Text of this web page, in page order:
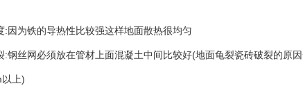
:因为铁的导热性比较强这样地面散热很均匀
:钢丝网必须放在管材上面混凝土中间比较好(地面龟裂瓷砖破裂的原
上)